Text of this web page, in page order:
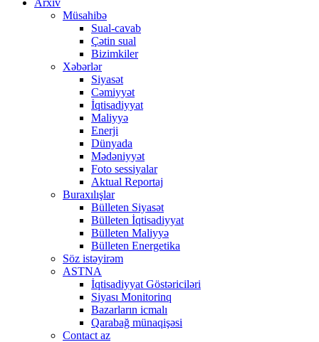
Arxiv
Müsahibə
Sual-cavab
Çətin sual
Bizimkiler
Xəbərlər
Siyasət
Cəmiyyət
İqtisadiyyat
Maliyyə
Enerji
Dünyada
Mədəniyyət
Foto sessiyalar
Aktual Reportaj
Buraxılışlar
Bülleten Siyasət
Bülleten İqtisadiyyat
Bülleten Maliyyə
Bülleten Energetika
Söz istəyirəm
ASTNA
İqtisadiyyat Göstəriciləri
Siyası Monitorinq
Bazarların icmalı
Qarabağ münaqişəsi
Contact az